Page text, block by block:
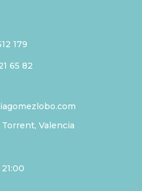
179
65 82
Valencia